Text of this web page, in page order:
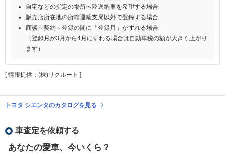
自宅などの指定の場所へ陸送納車を希望する場合
販売店所在地の所轄運輸支局以外で登録する場合
商談～契約～登録の間に「登録月」がずれる場合
（登録月が3月から4月にずれる場合は自動車税の額が大きく上がり
ます）
[ 情報提供：(株)リクルート ]
トヨタ シエンタのカタログを見る
車査定を依頼する
あなたの愛車、今いくら？